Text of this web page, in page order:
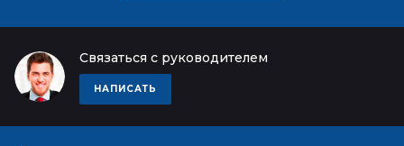
Связаться с руководителем
НАПИСАТЬ